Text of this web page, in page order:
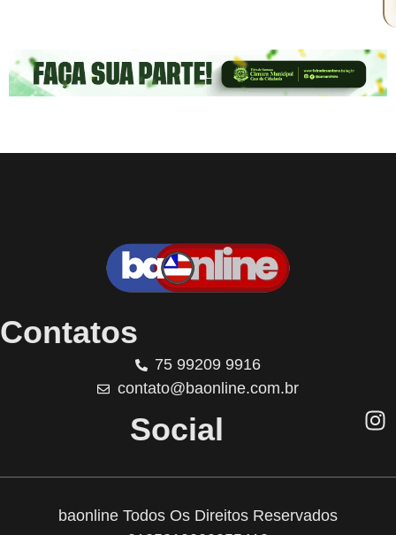
Contatos
75 99209 9916
contato@baonline.com.br
Social
baonline Todos Os Direitos Reservados